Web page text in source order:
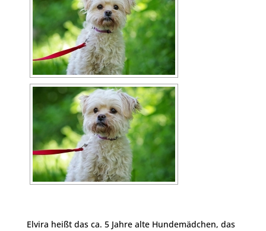
Elvira heißt das ca. 5 Jahre alte Hundemädchen, das